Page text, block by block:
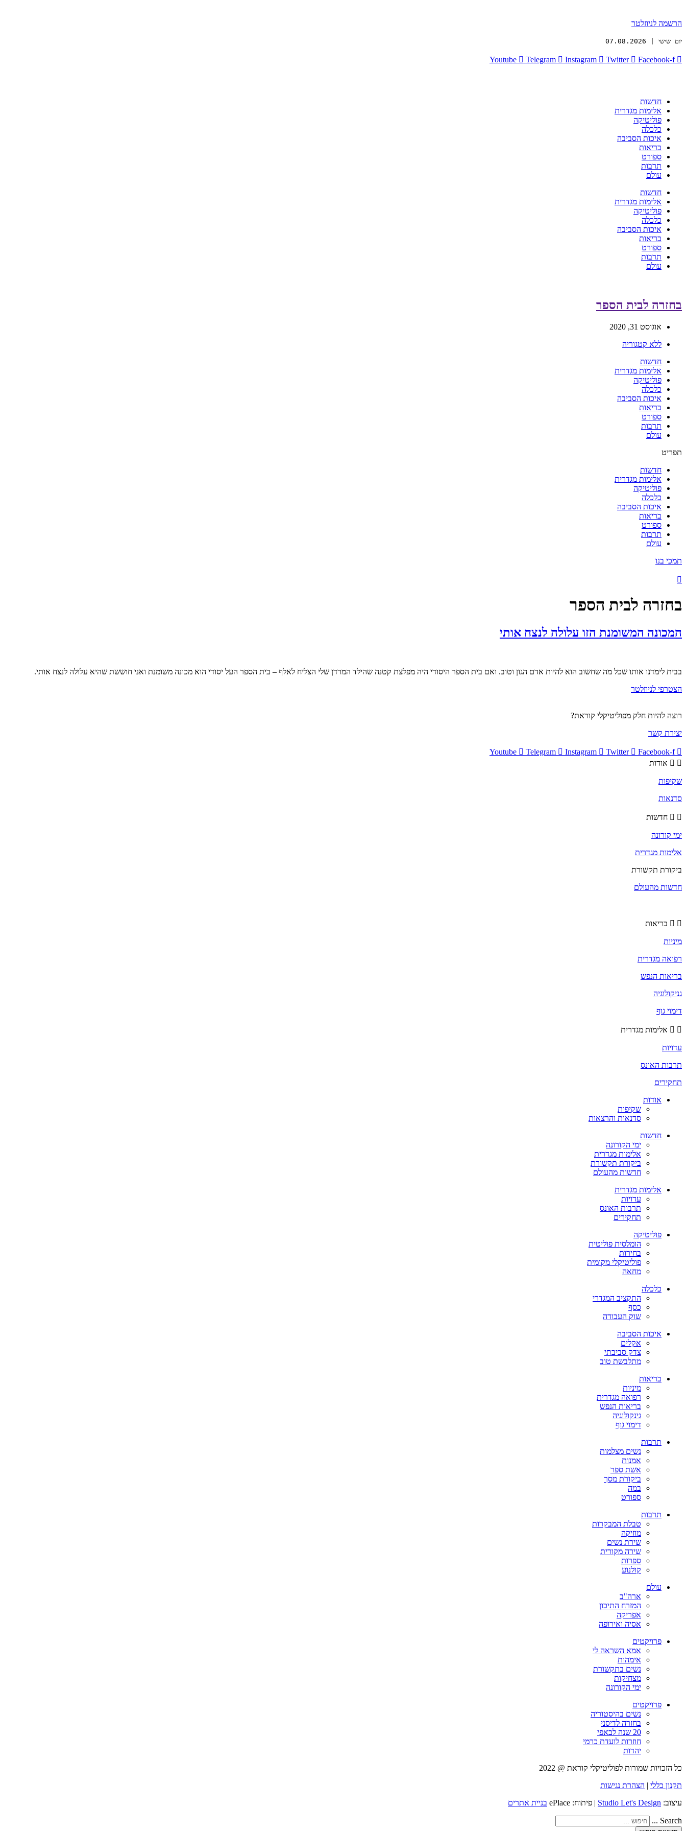
הרשמה לניוזלטר
יום שישי | 07.08.2026
Youtube Telegram Instagram Twitter Facebook-f
חדשות
אלימות מגדרית
פוליטיקה
כלכלה
איכות הסביבה
בריאות
ספורט
תרבות
עולם
חדשות
אלימות מגדרית
פוליטיקה
כלכלה
איכות הסביבה
בריאות
ספורט
תרבות
עולם
בחזרה לבית הספר
אוגוסט 31, 2020
ללא קטגוריה
חדשות
אלימות מגדרית
פוליטיקה
כלכלה
איכות הסביבה
בריאות
ספורט
תרבות
עולם
תפריט
חדשות
אלימות מגדרית
פוליטיקה
כלכלה
איכות הסביבה
בריאות
ספורט
תרבות
עולם
תמכי בנו
בחזרה לבית הספר
המכונה המשומנת הזו עלולה לנצח אותי
בבית לימדנו אותו שכל מה שחשוב הוא להיות אדם הגון וטוב. ואם בית הספר היסודי היה מפלצת קטנה שהילד המרדן שלי הצליח לאלף – בית הספר העל יסודי הוא מכונה משומנת ואני חוששת שהיא עלולה לנצח אותי.
הצטרפי לניוזלטר
רוצה להיות חלק מפוליטיקלי קוראת?
יצירת קשר
Youtube Telegram Instagram Twitter
Facebook-f
אודות
שקיפות
סדנאות
חדשות
ימי קורונה
אלימות מגדרית
ביקורת תקשורת
חדשות מהעולם
בריאות
מיניות
רפואה מגדרית
בריאות הנפש
גניקולוגיה
דימוי גוף
אלימות מגדרית
עדויות
תרבות האונס
תחקירים
אודות
שקיפות
סדנאות והרצאות
חדשות
ימי הקורונה
אלימות מגדרית
ביקורת תקשורת
חדשות מהעולם
אלימות מגדרית
עדויות
תרבות האונס
תחקירים
פוליטיקה
הומלסית פוליטית
בחירות
פוליטיקלי מקומית
מחאה
כלכלה
התקציב המגדרי
כסף
שוק העבודה
איכות הסביבה
אקלים
צדק סביבתי
מתלבשת טוב
בריאות
מיניות
רפואה מגדרית
בריאות הנפש
גינקולוגיה
דימוי גוף
תרבות
נשים מצלמות
אמנות
אשת ספר
ביקורת מסך
במה
ספורט
תרבות
טבלת המבקרות
מוזיקה
שירת נשים
שירה מקורית
ספרות
קולנוע
עולם
ארה"ב
המזרח התיכון
אפריקה
אסיה ואירופה
פרויקטים
אמא השראה לי
אימהות
נשים בתקשורת
מצחיקות
ימי הקורונה
פרויקטים
נשים בהיסטוריה
בחזרה לדיסני
20 שנה לבאפי
חוזרות לועדת כרמי
יהדות
כל הזכויות שמורות לפוליטיקלי קוראת @ 2022
תקנון כללי | הצהרת נגישות
עיצוב: Studio Let's Design | פיתוח: ePlace בניית אתרים
Search ...